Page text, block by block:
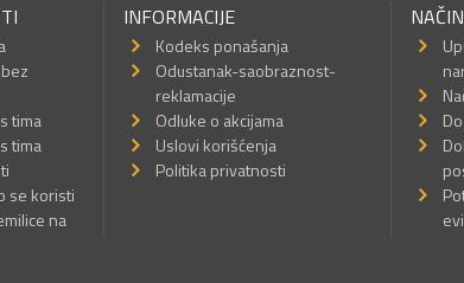
tima
tima
se koristi
na
INFORMACIJE
Kodeks ponašanja
Odustanak-saobraznost-
reklamacije
Odluke o akcijama
Uslovi korišćenja
Politika privatnosti